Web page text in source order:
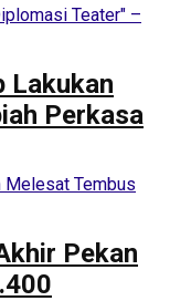
Lakukan
Perkasa
Pekan